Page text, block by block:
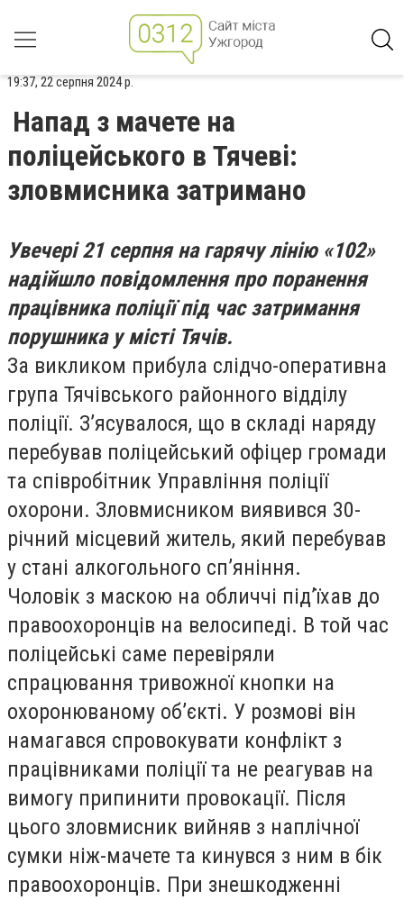
19:37, 22 серпня 2024 р.
Напад з мачете на
поліцейського в Тячеві:
зловмисника затримано
Увечері 21 серпня на гарячу лінію «102»
надійшло повідомлення про поранення
працівника поліції під час затримання
порушника у місті Тячів.
За викликом прибула слідчо-оперативна
група Тячівського районного відділу
поліції. Зʼясувалося, що в складі наряду
перебував поліцейський офіцер громади
та співробітник Управління поліції
охорони. Зловмисником виявився 30-
річний місцевий житель, який перебував
у стані алкогольного спʼяніння.
Чоловік з маскою на обличчі під’їхав до
правоохоронців на велосипеді. В той час
поліцейські саме перевіряли
спрацювання тривожної кнопки на
охоронюваному обʼєкті. У розмові він
намагався спровокувати конфлікт з
працівниками поліції та не реагував на
вимогу припинити провокації. Після
цього зловмисник вийняв з наплічної
сумки ніж-мачете та кинувся з ним в бік
правоохоронців. При знешкодженні